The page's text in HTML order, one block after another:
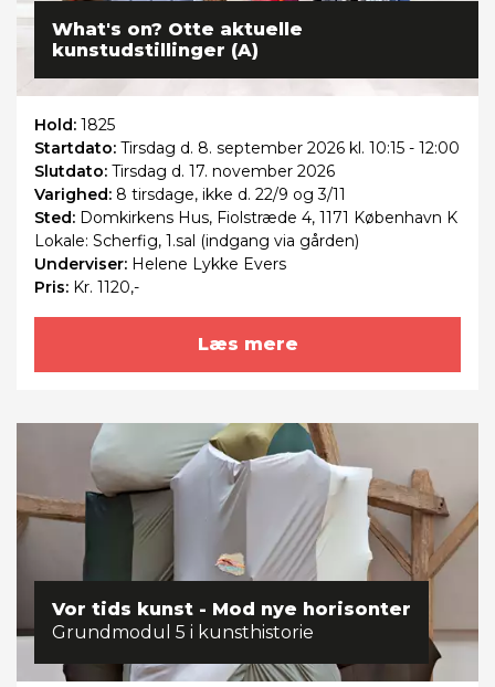
What's on? Otte aktuelle
kunstudstillinger (A)
Hold: 1825
Startdato: Tirsdag d. 8. september 2026 kl. 10:15 - 12:00
Slutdato: Tirsdag d. 17. november 2026
Varighed: 8 tirsdage, ikke d. 22/9 og 3/11
Sted: Domkirkens Hus, Fiolstræde 4, 1171 København K
Lokale: Scherfig, 1.sal (indgang via gården)
Underviser: Helene Lykke Evers
Pris: Kr. 1120,-
Læs mere
Vor tids kunst - Mod nye horisonter
Grundmodul 5 i kunsthistorie